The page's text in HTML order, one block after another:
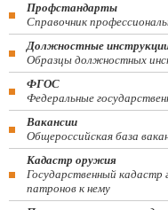
Профстандарты
Справочник
Должностные
Образцы должностных
ФГОС
Федеральные
Вакансии
Общероссийская база
Кадастр оружия
Государственный
патронов к нему